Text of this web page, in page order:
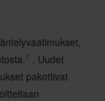
7
. Uudet
pakottivat